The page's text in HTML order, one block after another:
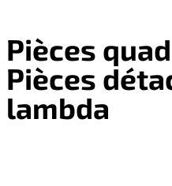
Pièces
Pièces
lambda